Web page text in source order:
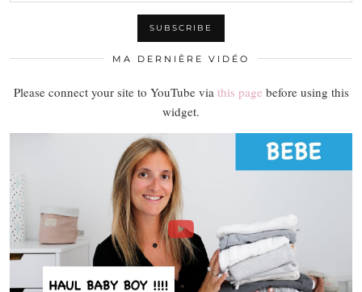
MA DERNIÈRE VIDÉO
Please connect your site to YouTube via this page before using this
widget.